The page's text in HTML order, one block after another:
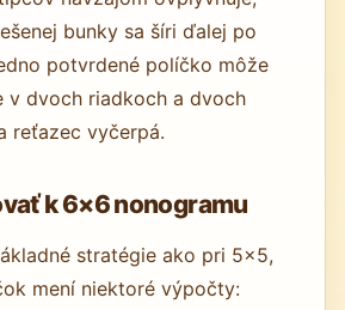
bunky sa šíri ďalej po
potvrdené políčko môže
v dvoch riadkoch a dvoch
reťazec vyčerpá.
k 6×6 nonogramu
stratégie ako pri 5×5,
mení niektoré výpočty: